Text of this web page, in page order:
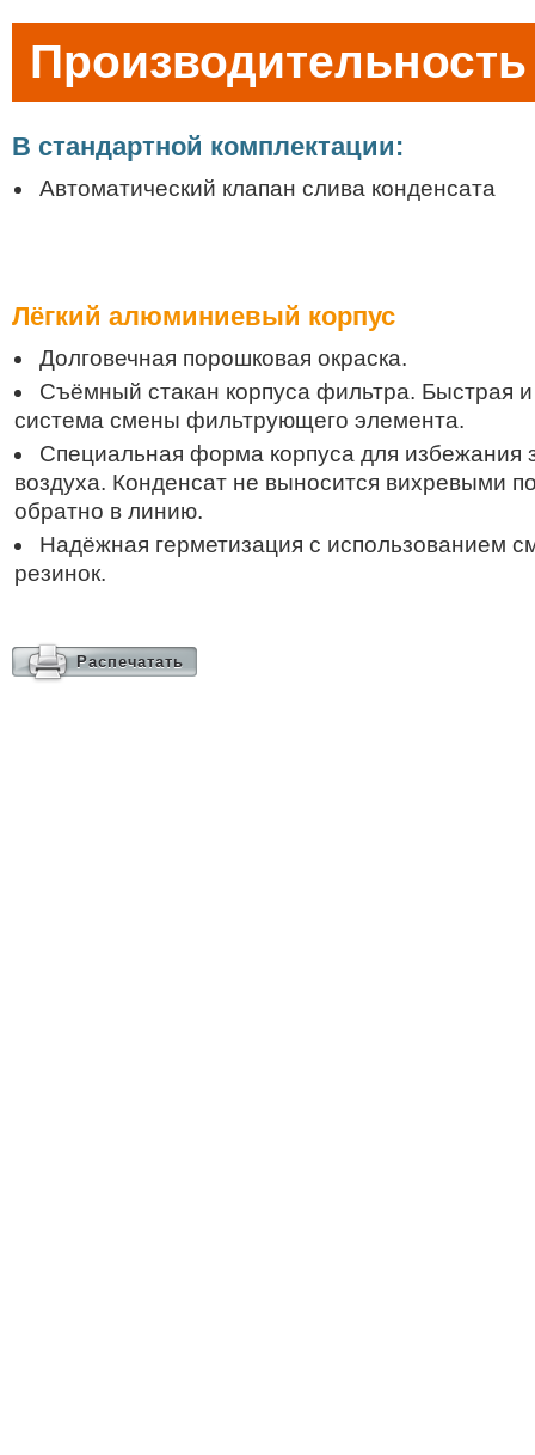
В стандартной комплектации:
Автоматический клапан слива конденсата
Лёгкий алюминиевый корпус
Долговечная порошковая окраска.
Съёмный стакан корпуса фильтра. Быстрая и
система смены фильтрующего элемента.
Специальная форма корпуса для избежания
воздуха. Конденсат не выносится вихревыми
обратно в линию.
Надёжная герметизация с использованием
резинок.
Распечатать